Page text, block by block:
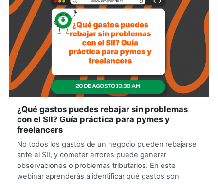
¿Qué gastos puedes rebajar sin problemas
con el SII? Guía práctica para pymes y
freelancers
No todos los gastos de un negocio pueden rebajarse
ante el SII, y cometer errores puede generar
observaciones o problemas tributarios. En este
webinar aprenderás a identificar qué gastos son